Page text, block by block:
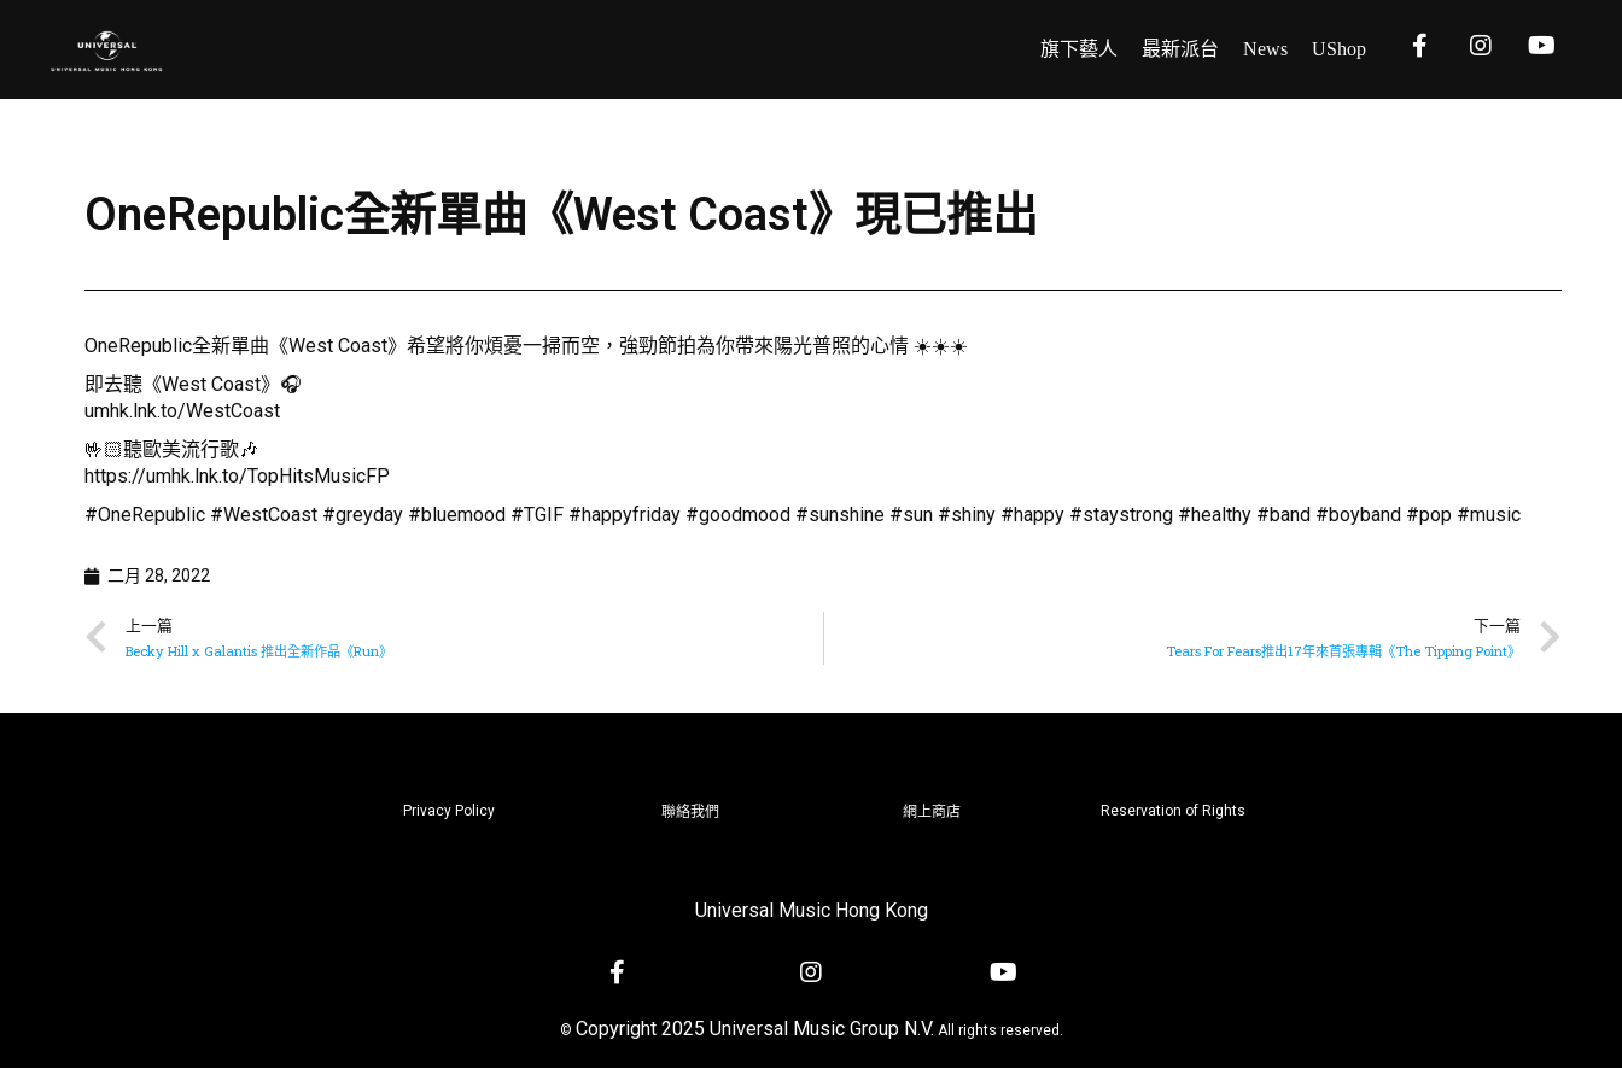
旗下藝人 最新派台 News UShop
OneRepublic全新單曲《West Coast》現已推出
OneRepublic全新單曲《West Coast》希望將你煩憂一掃而空，強勁節拍為你帶來陽光普照的心情 ☀️☀️☀️
即去聽《West Coast》🎧
umhk.lnk.to/WestCoast
🤟🏻聽歐美流行歌🎶
https://umhk.lnk.to/TopHitsMusicFP
#OneRepublic #WestCoast #greyday #bluemood #TGIF #happyfriday #goodmood #sunshine #sun #shiny #happy #staystrong #healthy #band #boyband #pop #music
二月 28, 2022
上一篇
Becky Hill x Galantis 推出全新作品《Run》
下一篇
Tears For Fears推出17年來首張專輯《The Tipping Point》
Privacy Policy 聯絡我們 網上商店 Reservation of Rights
Universal Music Hong Kong
© Copyright 2025 Universal Music Group N.V. All rights reserved.